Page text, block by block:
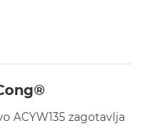
ACYW135 zagotavlja